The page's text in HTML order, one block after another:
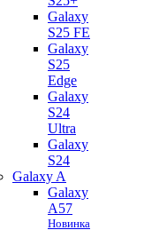
Galaxy
S25 FE
Galaxy
S25
Edge
Galaxy
S24
Ultra
Galaxy
S24
Galaxy A
Galaxy
A57
Новинка